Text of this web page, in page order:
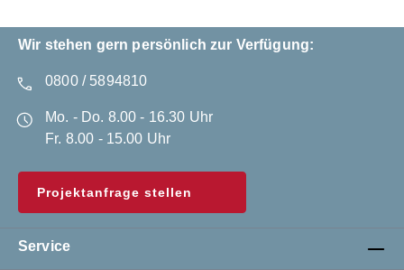
Wir stehen gern persönlich zur Verfügung:
0800 / 5894810
Mo. - Do. 8.00 - 16.30 Uhr
Fr. 8.00 - 15.00 Uhr
Projektanfrage stellen
Service